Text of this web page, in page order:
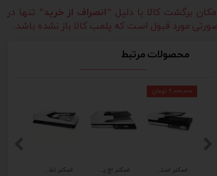
برگشت کالا با دلیل "انصراف از خرید" تنها در
مورد قبول است که پلمب کالا باز نشده باشد.
محصولات مرتبط
اسکنر تخت اچ پی مدل HP ScanJet Pro 2500 f1
اسکنر اچ پی مدل ScanJet Pro 3500 f1
اسکنر استوک اچ پی مدل HP 4500 f1
۲,۰۰۰,۰۰۰ تومان